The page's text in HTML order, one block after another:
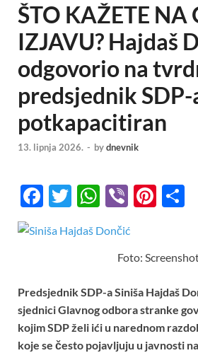
ŠTO KAŽETE NA
IZJAVU? Hajdaš
odgovorio na
predsjednik SDP-
potkapacitiran
13. lipnja 2026. - bydnevnik
F
e
o
o
k
T
itt
W
at
A
p
p
Vi
er
Pi
es
t
e
Foto:
Predsjednik SDP-a Siniša Hajdaš
sjednici Glavnog odbora stranke
kojim SDP želi ići u narednom
koje se često pojavljuju u javnosti